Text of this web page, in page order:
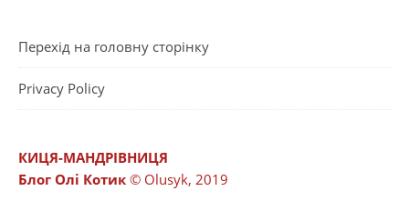
Перехід на головну сторінку
Privacy Policy
КИЦЯ-МАНДРІВНИЦЯ
Блог Олі Котик © Olusyk, 2019